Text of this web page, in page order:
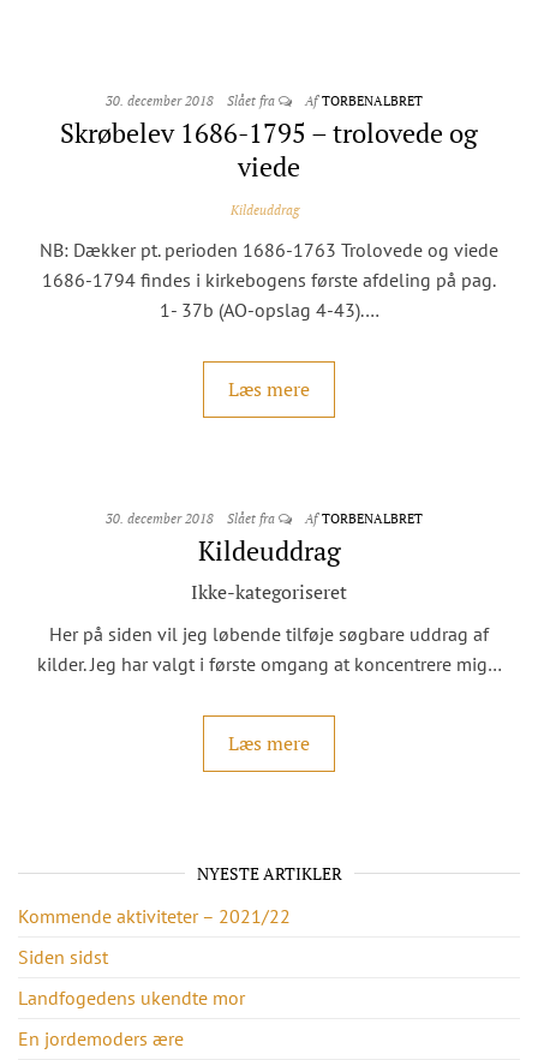
30. december 2018 Slået fra Af TORBENALBRET
Skrøbelev 1686-1795 – trolovede og
viede
Kildeuddrag
NB: Dækker pt. perioden 1686-1763 Trolovede og viede
1686-1794 findes i kirkebogens første afdeling på pag.
1- 37b (AO-opslag 4-43).…
Læs mere
30. december 2018 Slået fra Af TORBENALBRET
Kildeuddrag
Ikke-kategoriseret
Her på siden vil jeg løbende tilføje søgbare uddrag af
kilder. Jeg har valgt i første omgang at koncentrere mig…
Læs mere
NYESTE ARTIKLER
Kommende aktiviteter – 2021/22
Siden sidst
Landfogedens ukendte mor
En jordemoders ære